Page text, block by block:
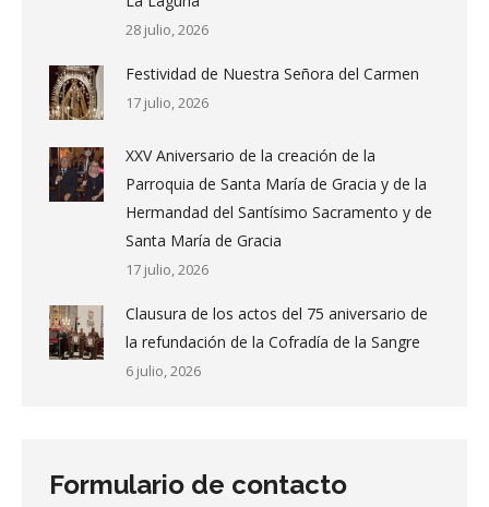
28 julio, 2026
Festividad de Nuestra Señora del Carmen
17 julio, 2026
XXV Aniversario de la creación de la
Parroquia de Santa María de Gracia y de la
Hermandad del Santísimo Sacramento y de
Santa María de Gracia
17 julio, 2026
Clausura de los actos del 75 aniversario de
la refundación de la Cofradía de la Sangre
6 julio, 2026
Formulario de contacto